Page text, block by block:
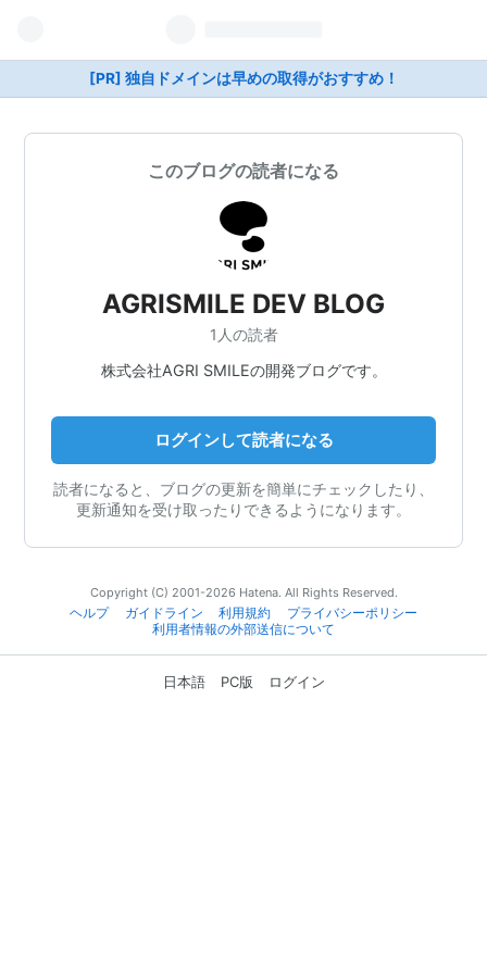
[PR] 独自ドメインは早めの取得がおすすめ！
このブログの読者になる
AGRISMILE DEV BLOG
1人の読者
株式会社AGRI SMILEの開発ブログです。
ログインして読者になる
読者になると、ブログの更新を簡単にチェックしたり、
更新通知を受け取ったりできるようになります。
Copyright (C) 2001-2026 Hatena. All Rights Reserved.
ヘルプ
ガイドライン 利用規約
プライバシーポリシー
利用者情報の外部送信について
日本語 PC版 ログイン